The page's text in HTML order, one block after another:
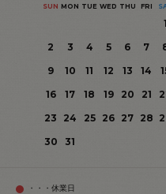
SUN MON TUE WED THU FRI
1
2
3 4 5 6 7
9
10 11 12 13 14
16
17 18 19 20 21
23
24 25 26 27 28
30
31
・・・休業日